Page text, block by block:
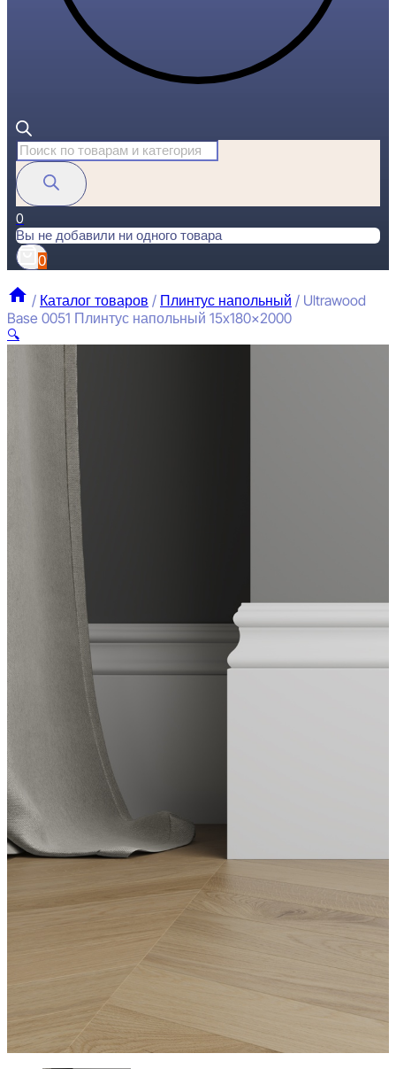
Поиск
товаров
0
Вы не добавили ни одного товара
0
/ Каталог товаров / Плинтус напольный / Ultrawood
Base 0051 Плинтус напольный 15x180x2000
🔍